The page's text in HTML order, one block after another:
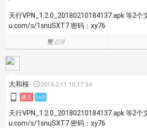
天行VPN_1.2.0_20180210184137.apk 等2
u.com/s/1snuSXT7 密码：xy76
点评
大和桜 2018-2-11 10:17:34
 楼主 Lv.3
天行VPN_1.2.0_20180210184137.apk 等2
u.com/s/1snuSXT7 密码：xy76